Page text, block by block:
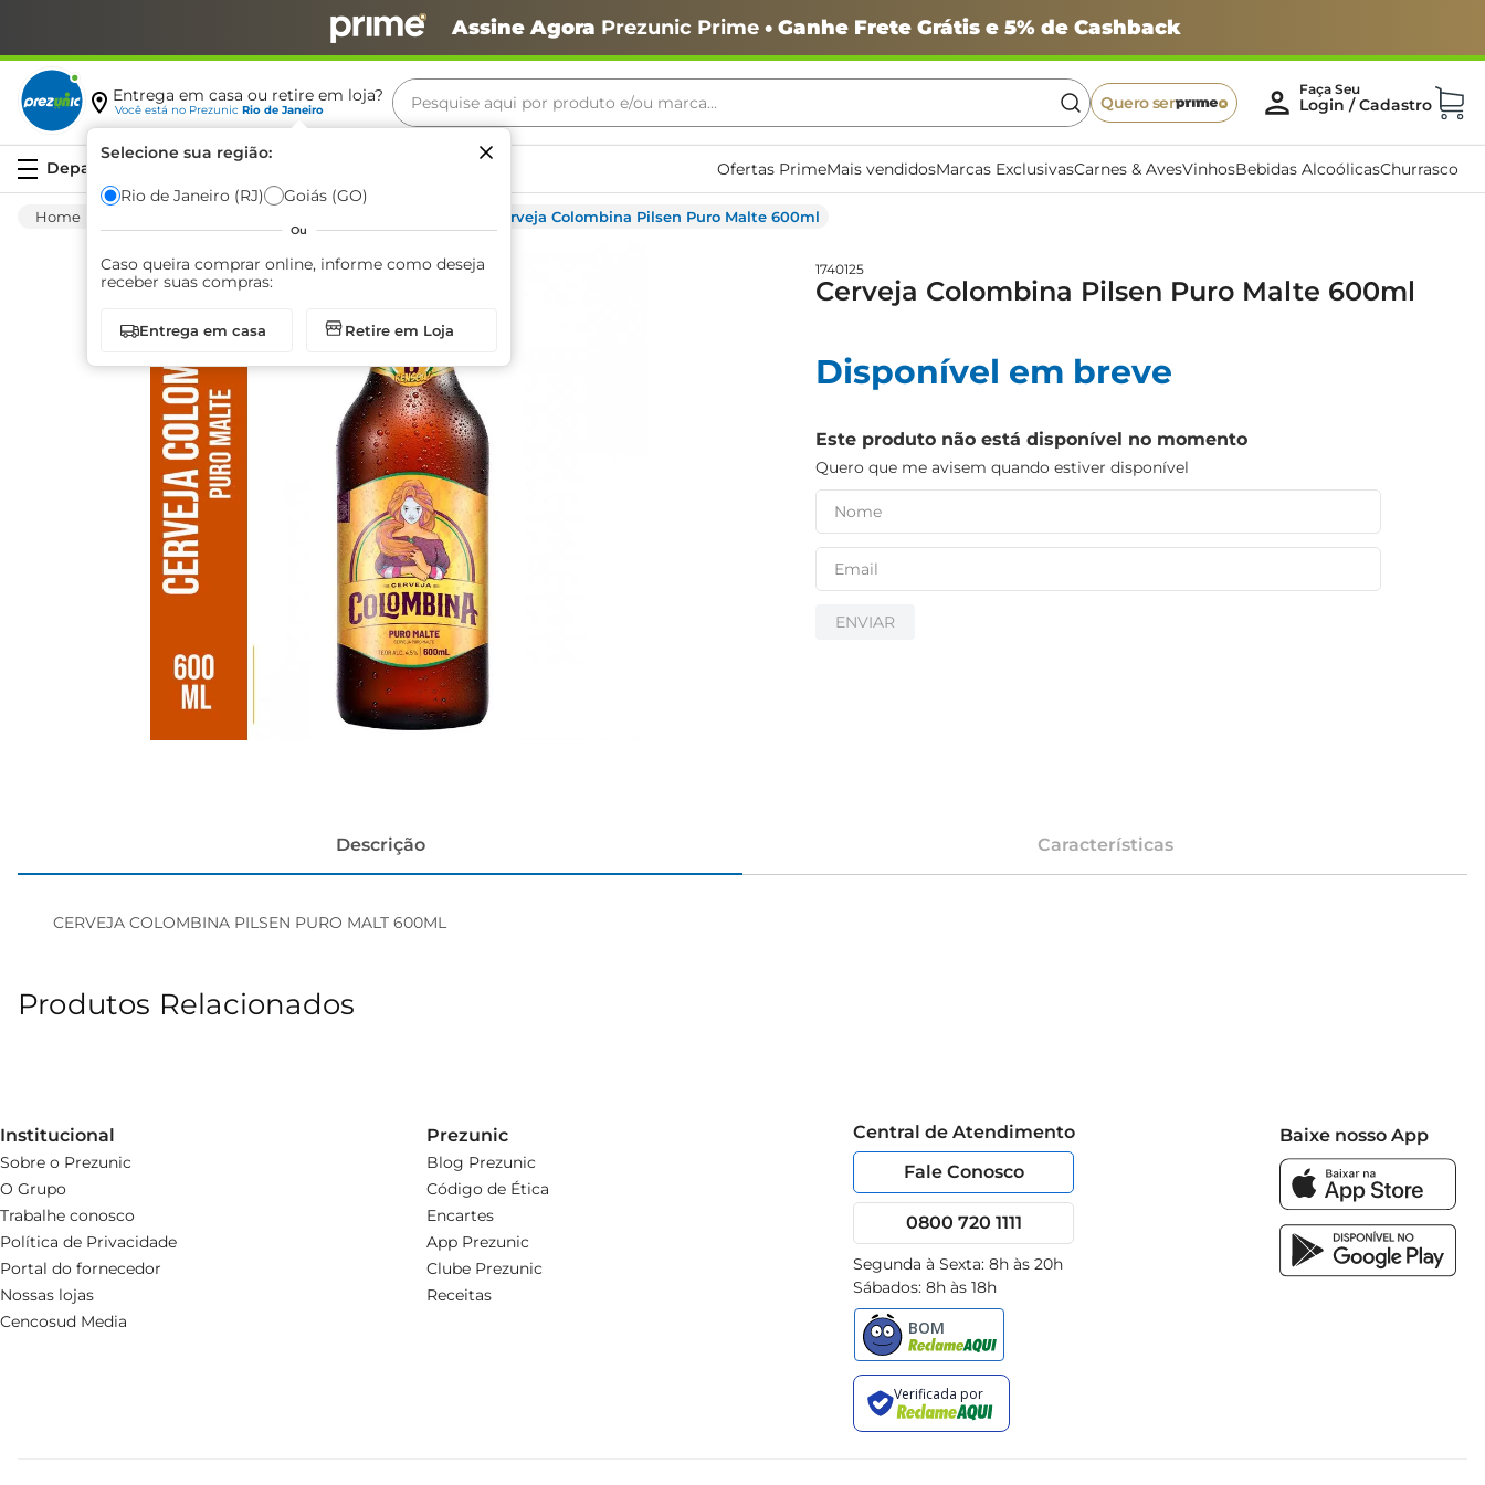
Assine Agora Prezunic Prime• Ganhe Frete Grátis e 5% de Cashback
Entrega em casa ou retire em loja?
Você está no Prezunic Rio de Janeiro
Selecione sua região:
Rio de Janeiro (RJ) Goiás (GO)
Ou
Caso queira comprar online, informe como deseja
receber suas compras:
Entrega em casa Retire em Loja
Pesquise aqui por produto e/ou marca...
Quero ser
Ofertas PrimeMais vendidosMarcas ExclusivasCarnes & AvesVinhosBebidas AlcoólicasChurrasco
Cerveja Colombina Pilsen Puro Malte 600ml
1740125
Cerveja Colombina Pilsen Puro Malte 600ml
Disponível em breve
Este produto não está disponível no momento
Quero que me avisem quando estiver disponível
ENVIAR
Descrição Características
CERVEJA COLOMBINA PILSEN PURO MALT 600ML
Produtos Relacionados
Institucional
Sobre o Prezunic
O Grupo
Trabalhe conosco
Política de Privacidade
Portal do fornecedor
Nossas lojas
Cencosud Media
Prezunic
Blog Prezunic
Código de Ética
Encartes
App Prezunic
Clube Prezunic
Receitas
Central de Atendimento
Fale Conosco
0800 720 1111
Segunda à Sexta: 8h às 20h
Sábados: 8h às 18h
Baixe nosso App
Termos mais buscados
café
biscoito
azeite
arroz
iogurte
papel higiênico
cerveja